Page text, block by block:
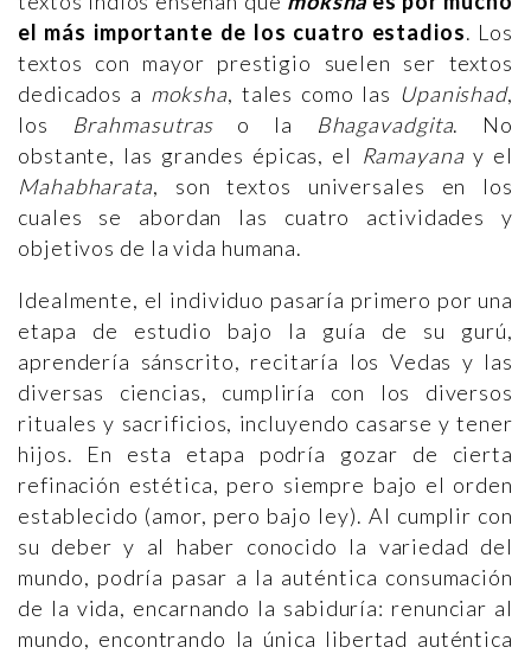
el más importante de los cuatro estadios. Los
textos con mayor prestigio suelen ser textos
dedicados a moksha, tales como las Upanishad,
los
Brahmasutras o la Bhagavadgita. No
obstante, las grandes épicas, el Ramayana y el
Mahabharata, son textos universales en los
cuales se abordan las cuatro actividades y
objetivos de la vida humana.
Idealmente, el individuo pasaría primero por una
etapa de estudio bajo la guía de su gurú,
aprendería sánscrito, recitaría los Vedas y las
diversas ciencias, cumpliría con los diversos
rituales y sacrificios, incluyendo casarse y tener
hijos. En esta etapa podría gozar de cierta
refinación estética, pero siempre bajo el orden
establecido (amor, pero bajo ley). Al cumplir con
su deber y al haber conocido la variedad del
mundo, podría pasar a la auténtica consumación
de la vida, encarnando la sabiduría: renunciar al
mundo, encontrando la única libertad auténtica